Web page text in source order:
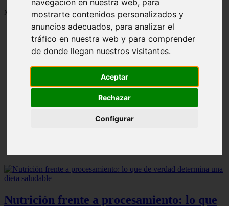
mostrarte contenidos personalizados y
anuncios adecuados, para analizar el
tráfico en nuestra web y para comprender
de donde llegan nuestros visitantes.
Aceptar
Rechazar
Configurar
Mostrando 1 - 24 de 1287 artículos
Contraindicaciones del espino amarillo: conocelas
ahora
Nutrición frente a procesamiento: lo que